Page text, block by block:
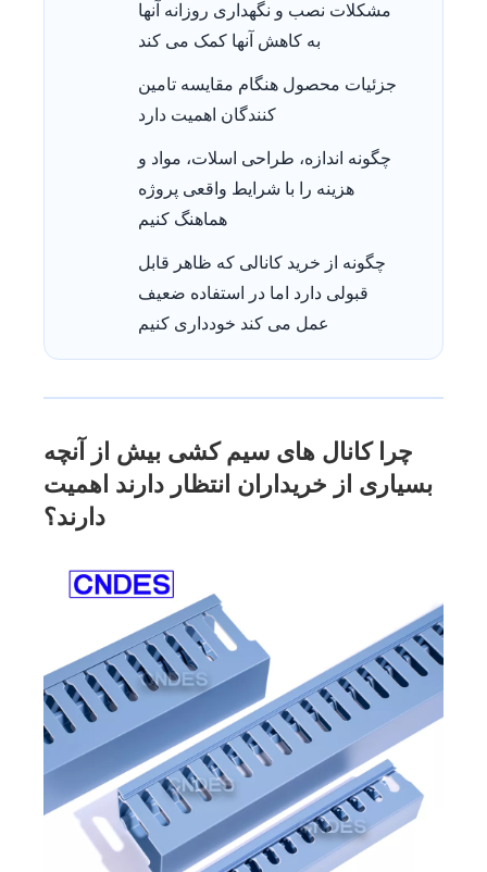
مشکلات نصب و نگهداری روزانه آنها
به کاهش آنها کمک می کند
جزئیات محصول هنگام مقایسه تامین
کنندگان اهمیت دارد
چگونه اندازه، طراحی اسلات، مواد و
هزینه را با شرایط واقعی پروژه
هماهنگ کنیم
چگونه از خرید کانالی که ظاهر قابل
قبولی دارد اما در استفاده ضعیف
عمل می کند خودداری کنیم
چرا کانال های سیم کشی بیش از آنچه
بسیاری از خریداران انتظار دارند اهمیت
دارند؟